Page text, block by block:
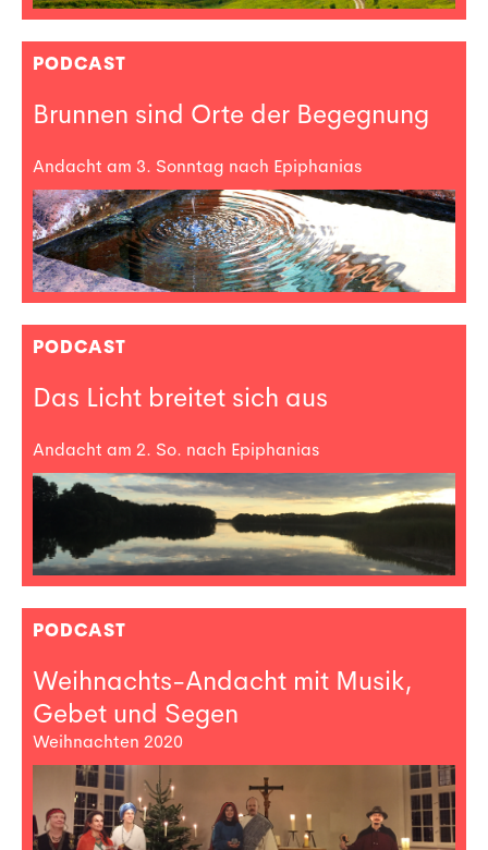
PODCAST
Brunnen sind Orte der Begegnung
Andacht am 3. Sonntag nach Epiphanias
PODCAST
Das Licht breitet sich aus
Andacht am 2. So. nach Epiphanias
PODCAST
Weihnachts-Andacht mit Musik,
Gebet und Segen
Weihnachten 2020